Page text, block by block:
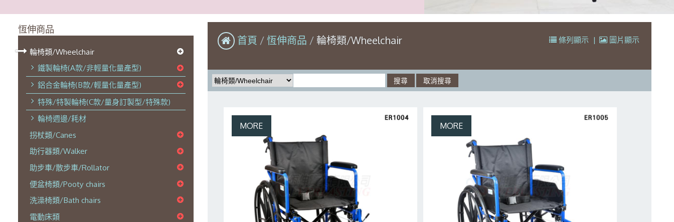
恆伸商品
輪椅類/Wheelchair
鐵製輪椅(A款/非輕量化量產型)
鋁合金輪椅(B款/輕量化量產型)
特殊/特製輪椅(C款/量身訂製型/特殊款)
輪椅週邊/耗材
拐杖類/Canes
助行器類/Walker
助步車/散步車/Rollator
便盆椅類/Pooty chairs
洗澡椅類/Bath chairs
電動床類
首頁 恆伸商品 輪椅類/Wheelchair 條列顯示 | 圖片顯示